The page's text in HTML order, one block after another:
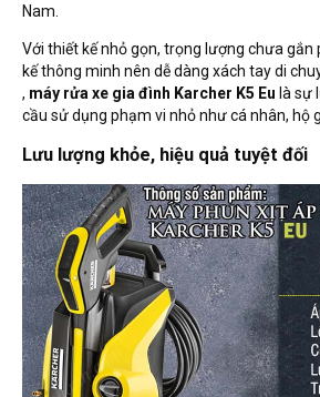
Nam.
Với thiết kế nhỏ gọn, trọng lượng chưa gắn
kế thông minh nên dễ dàng xách tay di
, máy rửa xe gia đình Karcher K5 Eu là sự
cầu sử dụng phạm vi nhỏ như cá nhân, hộ
Lưu lượng khỏe, hiệu quả tuyệt đối